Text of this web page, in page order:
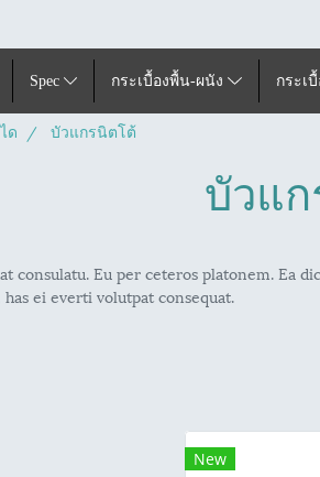
Spec กระเบื้องพื้น-ผนัง กระเ
ด บัวแกรนิตโต้
บัวแ
Eu per ceteros platonem. Ea
ei everti volutpat consequat.
New